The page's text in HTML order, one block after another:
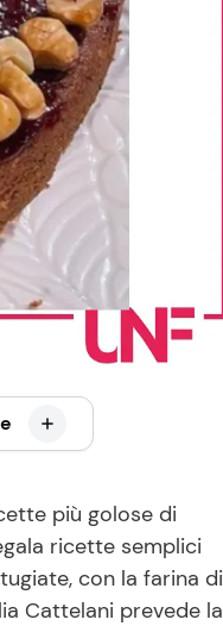
più golose di
ricette semplici
con la farina di
Cattelani prevede la